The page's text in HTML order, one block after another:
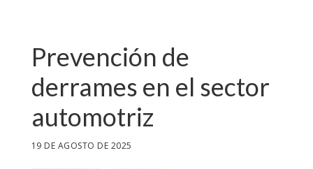
Prevención de
derrames en el sector
automotriz
19 DE AGOSTO DE 2025